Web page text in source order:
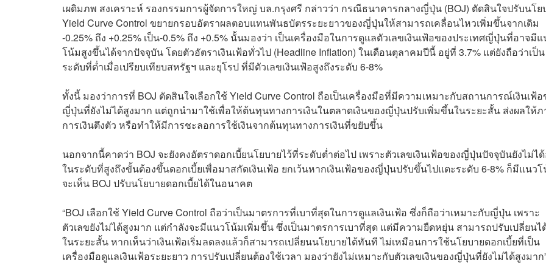
เผดิมภพ สงเคราะห์ รองกรรมการผู้จัดการใหญ่ บล.กรุงศรี กล่าวว่า กรณีธนาคารกลางญี่ปุ่น (BOJ) ตัดสินใจปรับนโย
Yield Curve Control ขยายกรอบอัตราผลตอบแทนพันธบัตรระยะยาวของญี่ปุ่นให้สามารถเคลื่อนไหวเพิ่มขึ้นจากเดิม
-0.25% ถึง +0.25% เป็น-0.5% ถึง +0.5% นั้นมองว่า เป็นเครื่องมือในการดูแลตัวเลขเงินเฟ้อของประเทศญี่ปุ่นที่อาจมีแ
โน้มสูงขึ้นได้จากปัจจุบัน โดยตัวอัตราเงินเฟ้อทั่วไป (Headline Inflation) ในเดือนตุลาคมปีนี้ อยู่ที่ 3.7% แต่ยังถือว่าเป็น
ระดับที่ต่ำเมื่อเปรียบเทียบสหรัฐฯ และยุโรป ที่มีตัวเลขเงินเฟ้อสูงถึงระดับ 6-8%
ทั้งนี้ มองว่าการที่ BOJ ตัดสินใจเลือกใช้ Yield Curve Control ถือเป็นเครื่องมือที่มีความเหมาะกับสถานการณ์เงินเฟ้อ
ญี่ปุ่นที่ยังไม่ได้สูงมาก แต่ถูกนำมาใช้เพื่อให้ต้นทุนทางการเงินในตลาดเงินของญี่ปุ่นปรับเพิ่มขึ้นในระยะสั้น ส่งผลให้ภ
การเงินตึงตัว หรือทำให้มีการชะลอการใช้เงินจากต้นทุนทางการเงินที่ขยับขึ้น
นอกจากนี้คาดว่า BOJ จะยังคงอัตราดอกเบี้ยนโยบายไว้ที่ระดับต่ำต่อไป เพราะตัวเลขเงินเฟ้อของญี่ปุ่นปัจจุบันยังไม่ไ
ในระดับที่สูงถึงขั้นต้องขึ้นดอกเบี้ยเพื่อมาสกัดเงินเฟ้อ ยกเว้นหากเงินเฟ้อของญี่ปุ่นปรับขึ้นไปแตะระดับ 6-8% ก็มีแนว
จะเห็น BOJ ปรับนโยบายดอกเบี้ยได้ในอนาคต
“BOJ เลือกใช้ Yield Curve Control ถือว่าเป็นมาตรการที่เบาที่สุดในการดูแลเงินเฟ้อ ซึ่งก็ถือว่าเหมาะกับญี่ปุ่น เพราะ
ตัวเลขยังไม่ได้สูงมาก แต่กำลังจะมีแนวโน้มเพิ่มขึ้น ซึ่งเป็นมาตรการเบาที่สุด แต่มีความยืดหยุ่น สามารถปรับเปลี่ยนไ
ในระยะสั้น หากเห็นว่าเงินเฟ้อเริ่มลดลงแล้วก็สามารถเปลี่ยนนโยบายได้ทันที ไม่เหมือนการใช้นโยบายดอกเบี้ยที่เป็น
เครื่องมือดูแลเงินเฟ้อระยะยาว การปรับเปลี่ยนต้องใช้เวลา มองว่ายังไม่เหมาะกับตัวเลขเงินของญี่ปุ่นที่ยังไม่ได้สูงมาก